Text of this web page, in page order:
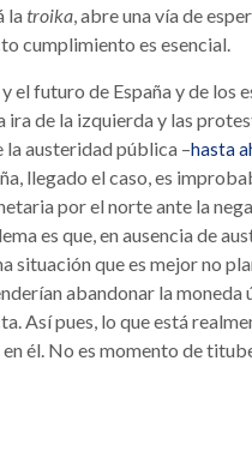
latroika, abre una vía de
cumplimiento es esencial.
el futuro de España y de los
ira de la izquierda y las
austeridad pública –hasta
llegado el caso, es
por el norte ante la
es que, en ausencia de
situación que es mejor no
abandonar la moneda
Así pues, lo que está
él. No es momento de